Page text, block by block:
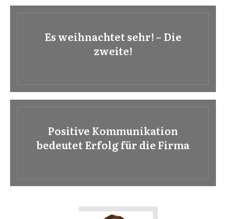
Es weihnachtet sehr! – Die
zweite!
Positive Kommunikation
bedeutet Erfolg für die Firma